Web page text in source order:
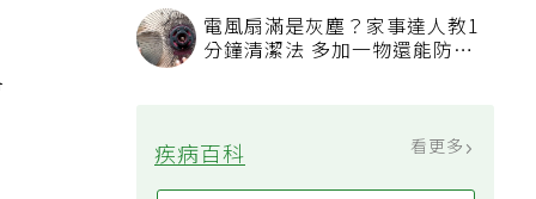
電風扇滿是灰塵？家事達人教1
疾病百科